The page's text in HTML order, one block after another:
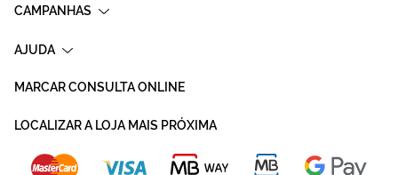
CAMPANHAS
AJUDA
MARCAR CONSULTA ONLINE
LOCALIZAR A LOJA MAIS PRÓXIMA